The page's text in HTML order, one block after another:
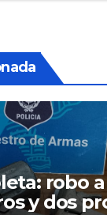
robo
y dos